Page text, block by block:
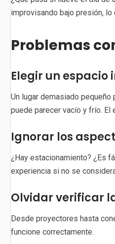
improvisando bajo presión, lo
Problemas
Elegir un espacio
Un lugar demasiado
puede parecer vacío y frío. El
Ignorar los
¿Hay estacionamiento? ¿Es
experiencia si no se
Olvidar verificar
Desde proyectores hasta
funcione correctamente.